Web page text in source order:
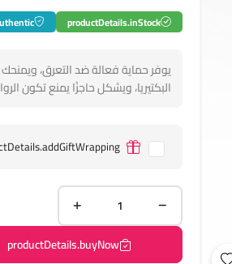
productDetails.inStock
البكتيريا، ويشكل حاجزًا يمنع تكون
productDetails.buyNow